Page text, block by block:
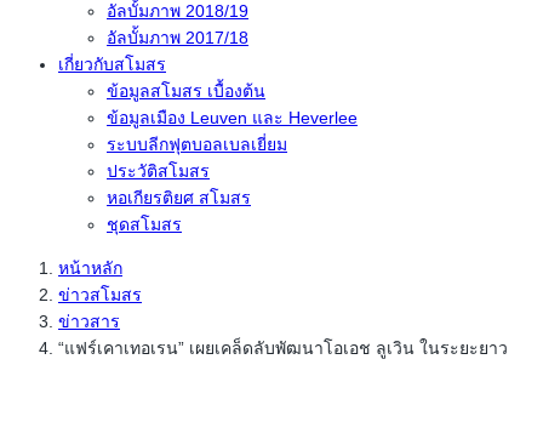
อัลบั้มภาพ 2018/19
อัลบั้มภาพ 2017/18
เกี่ยวกับสโมสร
ข้อมูลสโมสร เบื้องต้น
ข้อมูลเมือง Leuven และ Heverlee
ระบบลีกฟุตบอลเบลเยี่ยม
ประวัติสโมสร
หอเกียรติยศ สโมสร
ชุดสโมสร
หน้าหลัก
ข่าวสโมสร
ข่าวสาร
“แฟร์เคาเทอเรน” เผยเคล็ดลับพัฒนาโอเอช ลูเวิน ในระยะยาว